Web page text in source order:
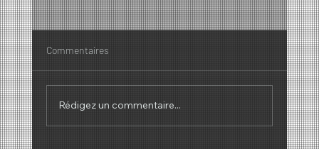
Commentaires
Rédigez un commentaire...